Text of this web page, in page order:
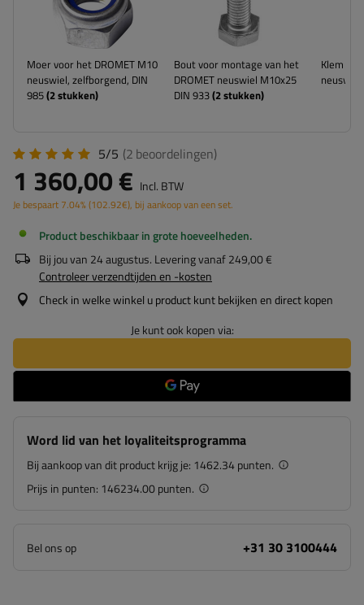
Moer voor het DROMET M10
neuswiel, zelfborgend, DIN
985(2stukken)
Bout voor montage van het
DROMET neuswiel M10x25
DIN 933(2stukken)
Klem
5/5 (2 beoordelingen)
1 360,00 € Incl. BTW
Je bespaart 7.04%(102.92€), bij aankoop van een set.
Product beschikbaar in grote hoeveelheden
Bij jou van 24 augustus. Levering vanaf249,00 €
Controleer verzendtijden en -kosten
Check in welke winkel u product kunt bekijken en direct kopen
Je kunt ook kopen via:
Word lid van het loyaliteitsprogramma
Bij aankoop van dit product krijg je: 1462.34 punten.
Prijs in punten: 146234.00 punten.
Bel ons op +31 30 3100444